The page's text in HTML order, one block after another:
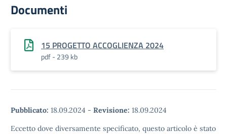
Documenti
15 PROGETTO ACCOGLIENZA 2024
pdf - 239 kb
Pubblicato: 18.09.2024 - Revisione: 18.09.2024
Eccetto dove diversamente specificato, questo articolo è stato